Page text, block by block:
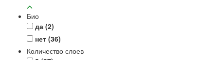
Био
да (2)
нет (36)
Количество слоев